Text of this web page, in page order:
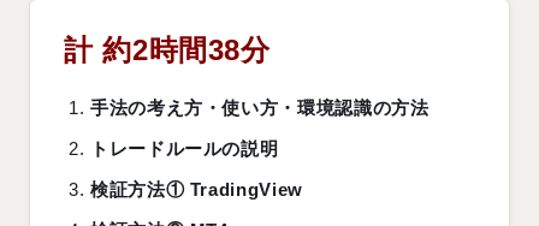
計 約2時間38分
手法の考え方・使い方・環境認識の方法
トレードルールの説明
検証方法① TradingView